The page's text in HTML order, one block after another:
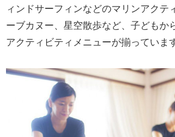
ィンドサーフィンなどのマリンアクテ
ーブカヌー、星空散歩など、子どもか
アクティビティメニューが揃っています